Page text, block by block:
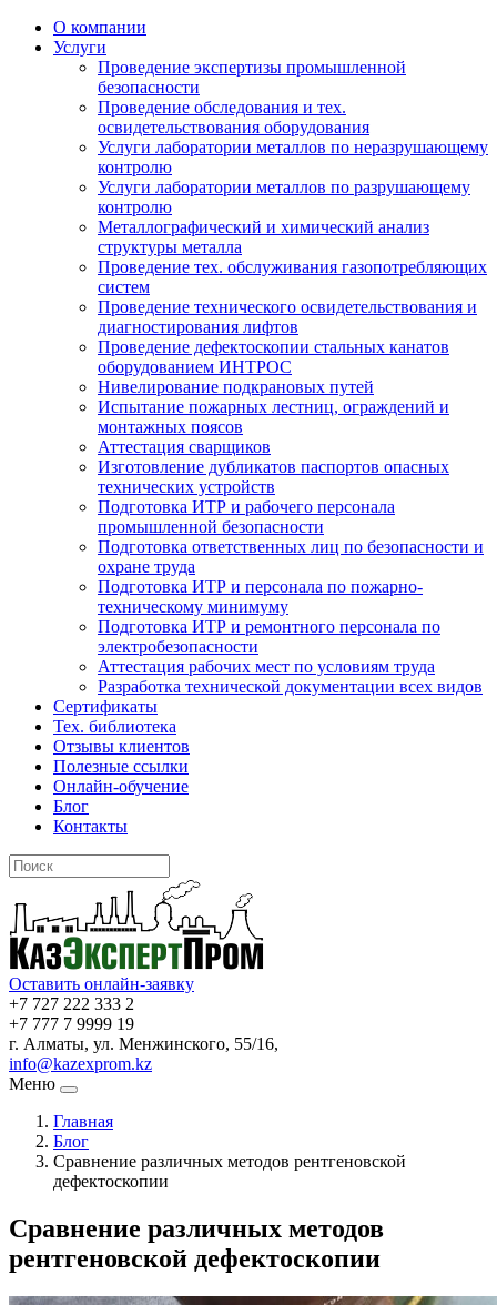
О компании
Услуги
Проведение экспертизы промышленной
безопасности
Проведение обследования и тех.
освидетельствования оборудования
Услуги лаборатории металлов по неразрушающему
контролю
Услуги лаборатории металлов по разрушающему
контролю
Металлографический и химический анализ
структуры металла
Проведение тех. обслуживания газопотребляющих
систем
Проведение технического освидетельствования и
диагностирования лифтов
Проведение дефектоскопии стальных канатов
оборудованием ИНТРОС
Нивелирование подкрановых путей
Испытание пожарных лестниц, ограждений и
монтажных поясов
Аттестация сварщиков
Изготовление дубликатов паспортов опасных
технических устройств
Подготовка ИТР и рабочего персонала
промышленной безопасности
Подготовка ответственных лиц по безопасности и
охране труда
Подготовка ИТР и персонала по пожарно-
техническому минимуму
Подготовка ИТР и ремонтного персонала по
электробезопасности
Аттестация рабочих мест по условиям труда
Разработка технической документации всех видов
Сертификаты
Тех. библиотека
Отзывы клиентов
Полезные ссылки
Онлайн-обучение
Блог
Контакты
Оставить онлайн-заявку
+7 727 222 333 2
+7 777 7 9999 19
г. Алматы, ул. Менжинского, 55/16,
info@kazexprom.kz
Меню
Главная
Блог
Сравнение различных методов рентгеновской
дефектоскопии
Сравнение различных методов
рентгеновской дефектоскопии